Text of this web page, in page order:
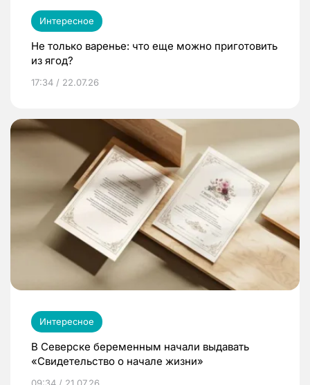
Интересное
Не только варенье: что еще можно приготовить
из ягод?
17:34 / 22.07.26
Интересное
В Северске беременным начали выдавать
«Свидетельство о начале жизни»